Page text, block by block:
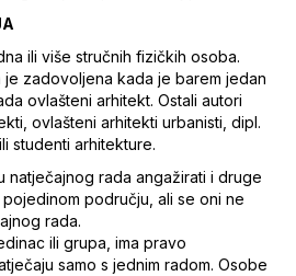
ili više stručnih fizičkih osoba.
zadovoljena kada je barem jedan
ovlašteni arhitekt. Ostali autori
ovlašteni arhitekti urbanisti, dipl.
studenti arhitekture.
natječajnog rada angažirati i druge
području, ali se oni ne
rada.
ili grupa, ima pravo
samo s jednim radom. Osobe